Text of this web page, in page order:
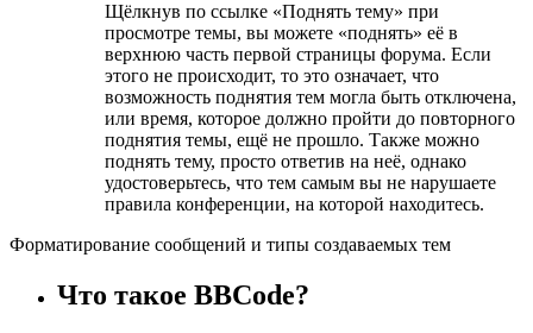
Щёлкнув по ссылке «Поднять тему» при
просмотре темы, вы можете «поднять» её в
верхнюю часть первой страницы форума. Если
этого не происходит, то это означает, что
возможность поднятия тем могла быть отключена,
или время, которое должно пройти до повторного
поднятия темы, ещё не прошло. Также можно
поднять тему, просто ответив на неё, однако
удостоверьтесь, что тем самым вы не нарушаете
правила конференции, на которой находитесь.
Форматирование сообщений и типы создаваемых тем
Что такое BBCode?